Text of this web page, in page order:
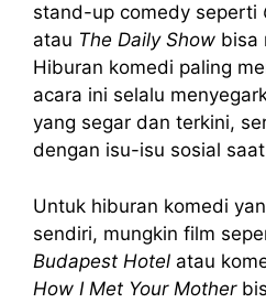
stand-up comedy seperti
atau The Daily Show bisa
Hiburan komedi paling
acara ini selalu
yang segar dan terkini,
dengan isu-isu sosial
Untuk hiburan komedi
sendiri, mungkin film
Budapest Hotel atau
How I Met Your Mother